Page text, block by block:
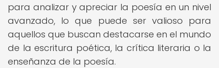
para analizar y apreciar la poesía en un nivel
avanzado, lo que puede ser valioso para
aquellos que buscan destacarse en el mundo
de la escritura poética, la crítica literaria o la
enseñanza de la poesía.